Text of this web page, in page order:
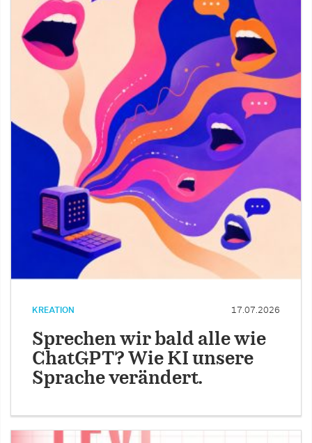
KREATION 17.07.2026
Sprechen wir bald alle wie
ChatGPT? Wie KI unsere
Sprache verändert.